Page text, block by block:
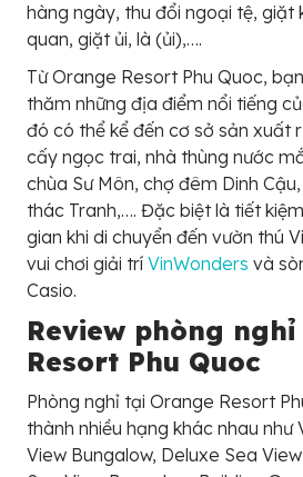
hàng ngày, thu đổi ngoại tệ,
quan, giặt ủi, là (ủi),….
Từ Orange Resort Phu Quoc,
thăm những địa điểm nổi tiếng
đó có thể kể đến cơ sở sản xuất
cấy ngọc trai, nhà thùng nước
chùa Sư Môn, chợ đêm Dinh
thác Tranh,…. Đặc biệt là tiết
gian khi di chuyển đến vườn thú
vui chơi giải trí VinWonders và
Casio.
Review phòng
Resort Phu Quoc
Phòng nghỉ tại Orange Resort
thành nhiều hạng khác nhau như
View Bungalow, Deluxe Sea